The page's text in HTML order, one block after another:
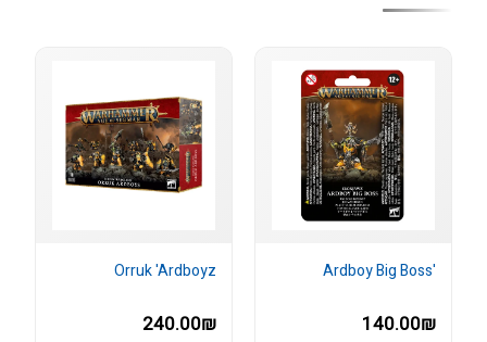
'Ardboy Big Boss
140.00₪
Orruk 'Ardboyz
240.00₪